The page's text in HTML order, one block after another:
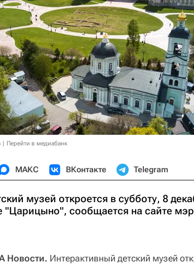
Перейти в медиабанк
МАКС ВКонтакте Telegram
музей откроется в субботу, 8
"Царицыно", сообщается на сайте
Новости. Интерактивный детский музей